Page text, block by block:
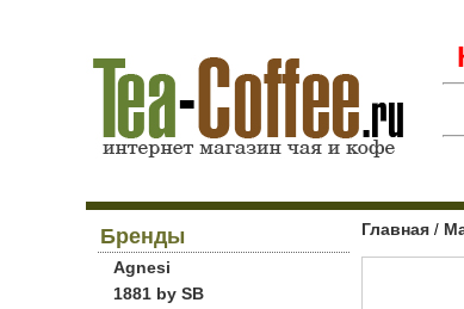
Бренды
Agnesi
1881 by SB
Главная /